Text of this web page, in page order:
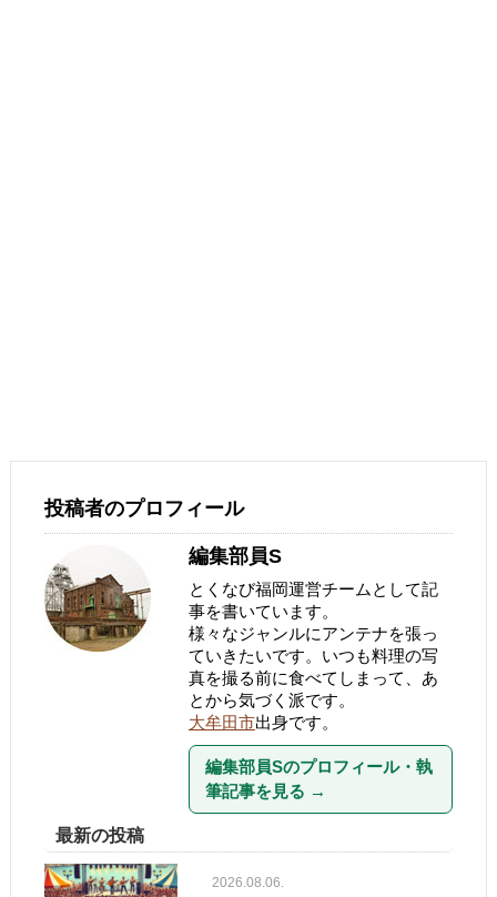
投稿者のプロフィール
編集部員S
とくなび福岡運営チームとして記
事を書いています。
様々なジャンルにアンテナを張っ
ていきたいです。いつも料理の写
真を撮る前に食べてしまって、あ
とから気づく派です。
大牟田市出身です。
編集部員Sのプロフィール・執
筆記事を見る →
最新の投稿
2026.08.06.